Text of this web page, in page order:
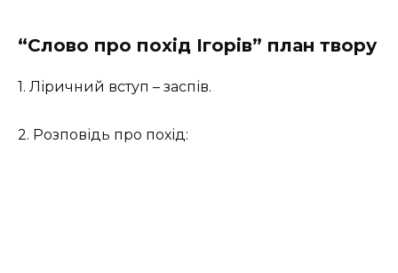
“Слово про похід Ігорів” план твору
1. Ліричний вступ – заспів.
2. Розповідь про похід: